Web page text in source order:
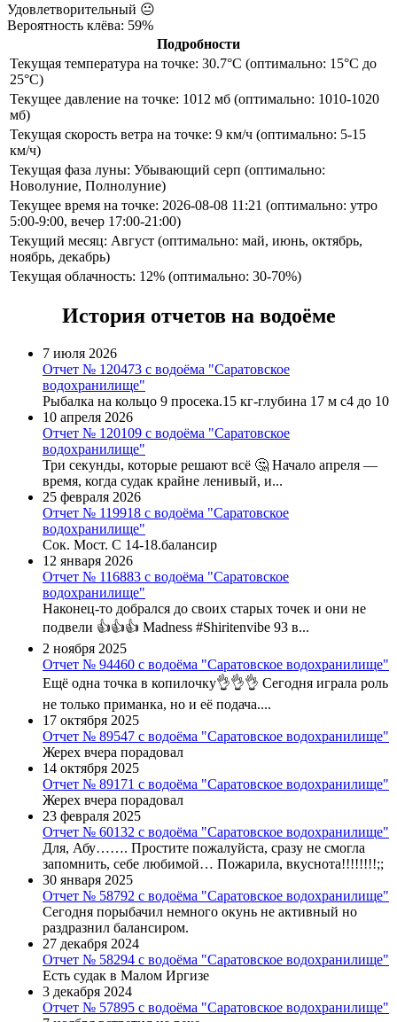
Удовлетворительный 😐
Вероятность клёва: 59%
Подробности
Текущая температура на точке: 30.7°C (оптимально: 15°C до
25°C)
Текущее давление на точке: 1012 мб (оптимально: 1010-1020
мб)
Текущая скорость ветра на точке: 9 км/ч (оптимально: 5-15
км/ч)
Текущая фаза луны: Убывающий серп (оптимально:
Новолуние, Полнолуние)
Текущее время на точке: 2026-08-08 11:21 (оптимально: утро
5:00-9:00, вечер 17:00-21:00)
Текущий месяц: Август (оптимально: май, июнь, октябрь,
ноябрь, декабрь)
Текущая облачность: 12% (оптимально: 30-70%)
История отчетов на водоёме
7 июля 2026
Отчет № 120473 с водоёма "Саратовское
водохранилище"
Рыбалка на кольцо 9 просека.15 кг-глубина 17 м с4 до 10
10 апреля 2026
Отчет № 120109 с водоёма "Саратовское
водохранилище"
Три секунды, которые решают всё 🤔 Начало апреля —
время, когда судак крайне ленивый, и...
25 февраля 2026
Отчет № 119918 с водоёма "Саратовское
водохранилище"
Сок. Мост. С 14-18.балансир
12 января 2026
Отчет № 116883 с водоёма "Саратовское
водохранилище"
Наконец-то добрался до своих старых точек и они не
подвели 👍👍👍 Madness #Shiritenvibe 93 в...
2 ноября 2025
Отчет № 94460 с водоёма "Саратовское водохранилище"
Ещё одна точка в копилочку👌👌👌 Сегодня играла роль
не только приманка, но и её подача....
17 октября 2025
Отчет № 89547 с водоёма "Саратовское водохранилище"
Жерех вчера порадовал
14 октября 2025
Отчет № 89171 с водоёма "Саратовское водохранилище"
Жерех вчера порадовал
23 февраля 2025
Отчет № 60132 с водоёма "Саратовское водохранилище"
Для, Абу……. Простите пожалуйста, сразу не смогла
запомнить, себе любимой… Пожарила, вкуснота!!!!!!!!;;
30 января 2025
Отчет № 58792 с водоёма "Саратовское водохранилище"
Сегодня порыбачил немного окунь не активный но
раздразнил балансиром.
27 декабря 2024
Отчет № 58294 с водоёма "Саратовское водохранилище"
Есть судак в Малом Иргизе
3 декабря 2024
Отчет № 57895 с водоёма "Саратовское водохранилище"